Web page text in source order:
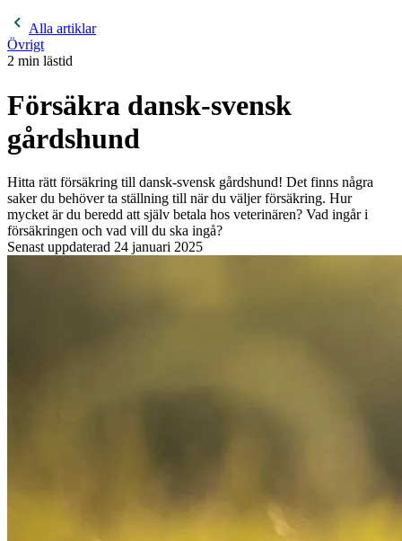
Alla artiklar
Övrigt
2 min lästid
Försäkra dansk-svensk
gårdshund
Hitta rätt försäkring till dansk-svensk gårdshund! Det finns några
saker du behöver ta ställning till när du väljer försäkring. Hur
mycket är du beredd att själv betala hos veterinären? Vad ingår i
försäkringen och vad vill du ska ingå?
Senast uppdaterad 24 januari 2025